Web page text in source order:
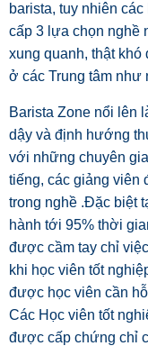
barista, tuy nhiên
cấp 3 lựa chọn nghề
xung quanh, thật
ở các Trung tâm như
Barista Zone nổi lên
dậy và định hướng
với những chuyên
tiếng, các giảng viên
trong nghề .Đặc biệt
hành tới 95% thời
được cầm tay chỉ
khi học viên tốt
được học viên cần
Các Học viên tốt
được cấp chứng chỉ